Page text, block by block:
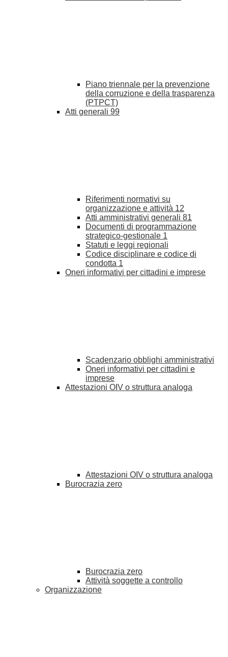
Piano triennale per la prevenzione
della corruzione e della trasparenza
(PTPCT)
Atti generali 99
Riferimenti normativi su
organizzazione e attività 12
Atti amministrativi generali 81
Documenti di programmazione
strategico-gestionale 1
Statuti e leggi regionali
Codice disciplinare e codice di
condotta 1
Oneri informativi per cittadini e imprese
Scadenzario obblighi amministrativi
Oneri informativi per cittadini e
imprese
Attestazioni OIV o struttura analoga
Attestazioni OIV o struttura analoga
Burocrazia zero
Burocrazia zero
Attività soggette a controllo
Organizzazione